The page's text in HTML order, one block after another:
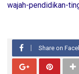
wajah-pendidikan-
Share on